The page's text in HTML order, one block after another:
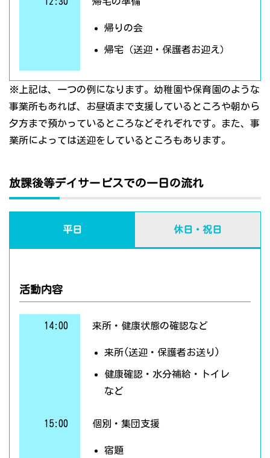
帰りの会
帰宅（送迎・保護者お迎え）
※上記は、一つの例になります。幼稚園や保育園のような
事業所もあれば、お昼頃まで支援しているところや朝から
夕方まで預かっているところなどそれぞれです。また、事
業所によっては送迎をしているところもあります。
放課後等デイサービスでの一日の流れ
平日 休日・祝日
活動内容
14:00 来所・健康状態の確認など
来所(送迎・保護者お送り)
健康確認・水分補給・トイレ
など
15:00 個別・集団支援
宿題